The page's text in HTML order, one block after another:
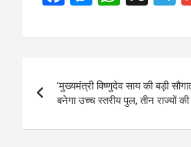
ce
o
o
k
se
g
er
at
A
p
p
e
a
navigation
’मुख्यमंत्री विष्णुदेव साय की बड़ी
बनेगा उच्च स्तरीय पुल, तीन राज्यों